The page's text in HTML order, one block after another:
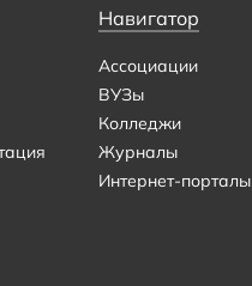
Навигатор
Ассоциации
ВУЗы
Колледжи
Журналы
Интернет-порталы